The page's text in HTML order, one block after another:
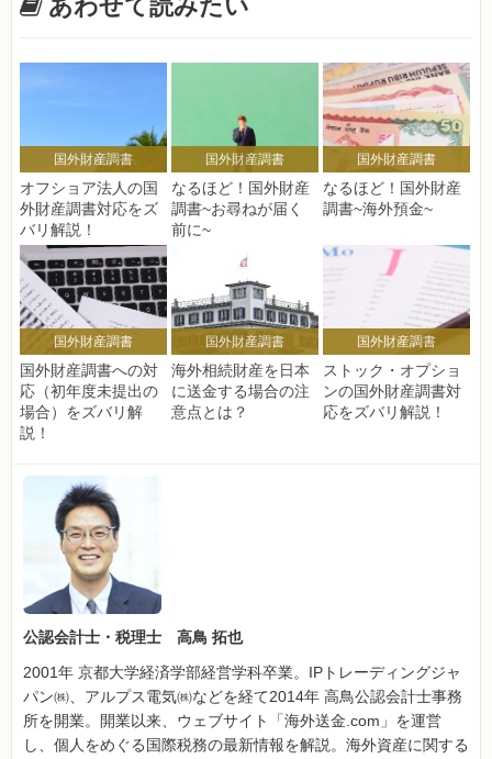
あわせて読みたい
国外財産調書
オフショア法人の国
外財産調書対応をズ
バリ解説！
国外財産調書
なるほど！国外財産
調書~お尋ねが届く
前に~
国外財産調書
なるほど！国外財産
調書~海外預金~
国外財産調書
国外財産調書への対
応（初年度未提出の
場合）をズバリ解
説！
国外財産調書
海外相続財産を日本
に送金する場合の注
意点とは？
国外財産調書
ストック・オプショ
ンの国外財産調書対
応をズバリ解説！
公認会計士・税理士 高鳥 拓也
2001年 京都大学経済学部経営学科卒業。IPトレーディングジャ
パン㈱、アルプス電気㈱などを経て2014年 高鳥公認会計士事務
所を開業。開業以来、ウェブサイト「海外送金.com」を運営
し、個人をめぐる国際税務の最新情報を解説。海外資産に関する